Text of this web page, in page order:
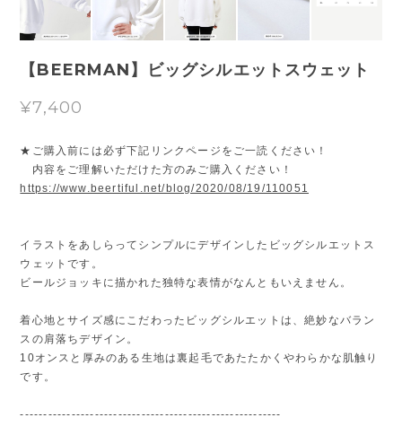
【BEERMAN】ビッグシルエットスウェット
¥7,400
★ご購入前には必ず下記リンクページをご一読ください！
内容をご理解いただけた方のみご購入ください！
https://www.beertiful.net/blog/2020/08/19/110051
イラストをあしらってシンプルにデザインしたビッグシルエットス
ウェットです。
ビールジョッキに描かれた独特な表情がなんともいえません。
着心地とサイズ感にこだわったビッグシルエットは、絶妙なバラン
スの肩落ちデザイン。
10オンスと厚みのある生地は裏起毛であたたかくやわらかな肌触り
です。
--------------------------------------------------------